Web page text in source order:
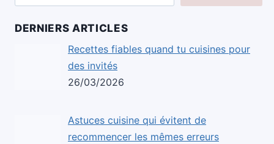
DERNIERS ARTICLES
Recettes fiables quand tu cuisines pour
des invités
26/03/2026
Astuces cuisine qui évitent de
recommencer les mêmes erreurs